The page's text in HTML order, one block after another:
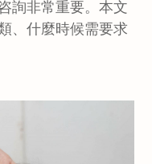
詢非常重要。本文
、什麼時候需要求